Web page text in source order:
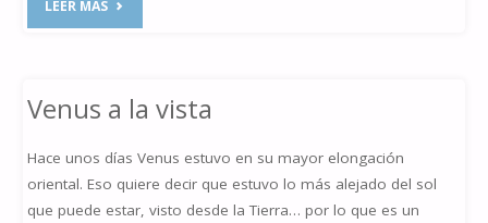
LEER MÁS"ULTIMA
Venus a la vista
Hace unos días Venus estuvo en su mayor elongación
oriental. Eso quiere decir que estuvo lo más alejado del sol
que puede estar, visto desde la Tierra… por lo que es un